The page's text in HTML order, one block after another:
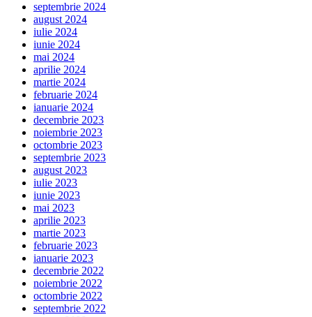
septembrie 2024
august 2024
iulie 2024
iunie 2024
mai 2024
aprilie 2024
martie 2024
februarie 2024
ianuarie 2024
decembrie 2023
noiembrie 2023
octombrie 2023
septembrie 2023
august 2023
iulie 2023
iunie 2023
mai 2023
aprilie 2023
martie 2023
februarie 2023
ianuarie 2023
decembrie 2022
noiembrie 2022
octombrie 2022
septembrie 2022